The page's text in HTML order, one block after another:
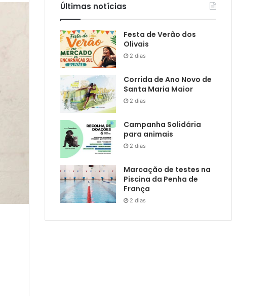
Últimas notícias
Festa de Verão dos
Olivais
2 dias
Corrida de Ano Novo de
Santa Maria Maior
2 dias
Campanha Solidária
para animais
2 dias
Marcação de testes na
Piscina da Penha de
França
2 dias